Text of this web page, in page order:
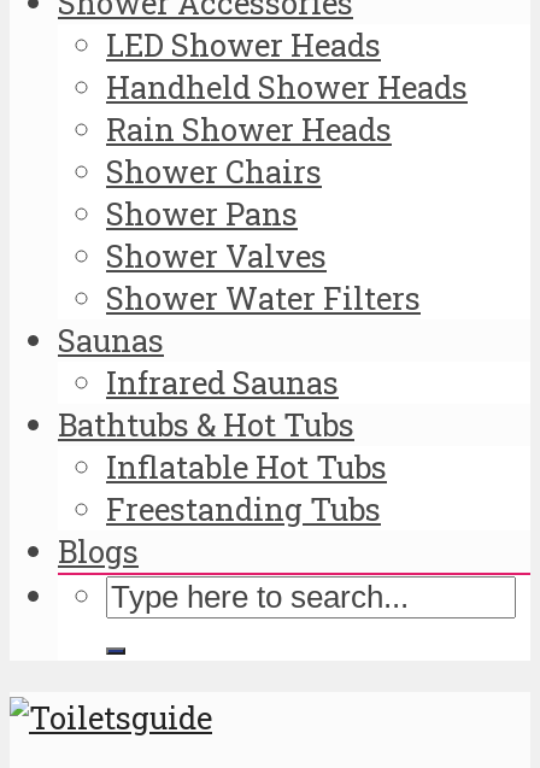
LED Shower Heads
Handheld Shower Heads
Rain Shower Heads
Shower Chairs
Shower Pans
Shower Valves
Shower Water Filters
Saunas
Infrared Saunas
Bathtubs & Hot Tubs
Inflatable Hot Tubs
Freestanding Tubs
Blogs